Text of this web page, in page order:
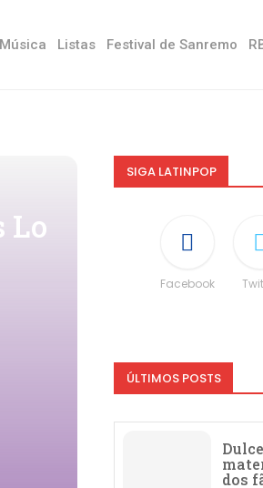
Listas Festival de Sanremo
Lo
SIGA LATINPOP
Facebook
ÚLTIMOS POSTS
dos